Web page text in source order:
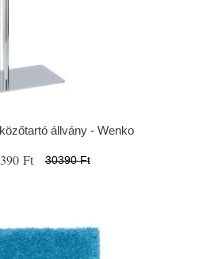
állvány - Wenko
Ft 30390 Ft